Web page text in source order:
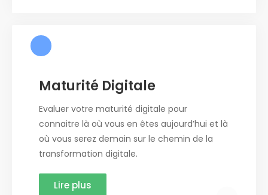
Maturité Digitale
Evaluer votre maturité digitale pour
connaitre là où vous en êtes aujourd’hui et là
où vous serez demain sur le chemin de la
transformation digitale.
Lire plus